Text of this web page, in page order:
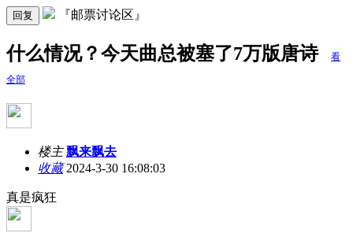
回复 『邮票讨论区』
什么情况？今天曲总被塞了7万版唐诗 看
全部
楼主 飘来飘去
收藏2024-3-30 16:08:03
真是疯狂